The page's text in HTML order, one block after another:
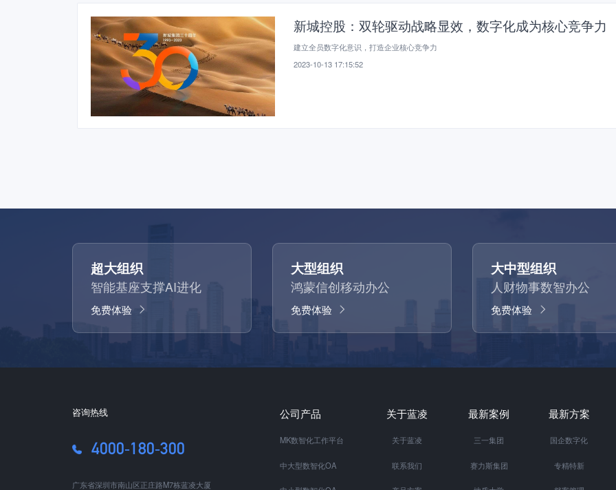
新城控股：双轮驱动战略显效，数字化成为核心竞争力
建立全员数字化意识，打造企业核心竞争力
2023-10-13 17:15:52
超大组织
智能基座支撑AI进化
免费体验
大型组织
鸿蒙信创移动办公
免费体验
大中型组织
人财物事数智办公
免费体验
咨询热线
4000-180-300
广东省深圳市南山区正庄路M7栋蓝凌大厦
公司产品
MK数智化工作平台
中大型数智化OA
关于蓝凌
关于蓝凌
联系我们
最新案例
三一集团
赛力斯集团
最新方案
国企数字化
专精特新